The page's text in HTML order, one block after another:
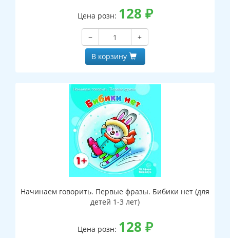
Цена розн: 128 ₽
−
+
В корзину
Начинаем говорить. Первые фразы. Бибики нет (для
детей 1-3 лет)
Цена розн: 128 ₽